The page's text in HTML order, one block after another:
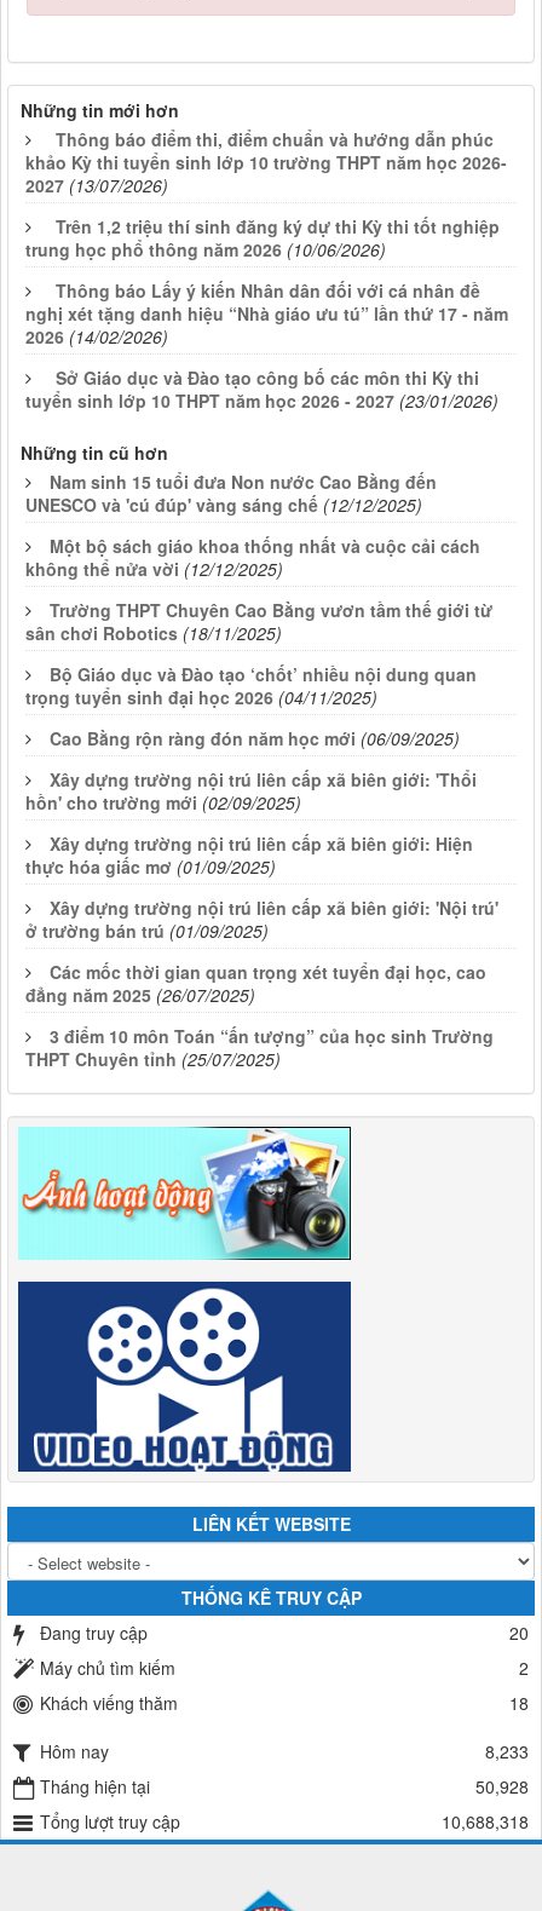
Những tin mới hơn
Thông báo điểm thi, điểm chuẩn và hướng dẫn phúc
khảo Kỳ thi tuyển sinh lớp 10 trường THPT năm học 2026-
2027 (13/07/2026)
Trên 1,2 triệu thí sinh đăng ký dự thi Kỳ thi tốt nghiệp
trung học phổ thông năm 2026 (10/06/2026)
Thông báo Lấy ý kiến Nhân dân đối với cá nhân đề
nghị xét tặng danh hiệu “Nhà giáo ưu tú” lần thứ 17 - năm
2026 (14/02/2026)
Sở Giáo dục và Đào tạo công bố các môn thi Kỳ thi
tuyển sinh lớp 10 THPT năm học 2026 - 2027 (23/01/2026)
Những tin cũ hơn
Nam sinh 15 tuổi đưa Non nước Cao Bằng đến
UNESCO và 'cú đúp' vàng sáng chế (12/12/2025)
Một bộ sách giáo khoa thống nhất và cuộc cải cách
không thể nửa vời (12/12/2025)
Trường THPT Chuyên Cao Bằng vươn tầm thế giới từ
sân chơi Robotics (18/11/2025)
Bộ Giáo dục và Đào tạo ‘chốt’ nhiều nội dung quan
trọng tuyển sinh đại học 2026 (04/11/2025)
Cao Bằng rộn ràng đón năm học mới (06/09/2025)
Xây dựng trường nội trú liên cấp xã biên giới: 'Thổi
hồn' cho trường mới (02/09/2025)
Xây dựng trường nội trú liên cấp xã biên giới: Hiện
thực hóa giấc mơ (01/09/2025)
Xây dựng trường nội trú liên cấp xã biên giới: 'Nội trú'
ở trường bán trú (01/09/2025)
Các mốc thời gian quan trọng xét tuyển đại học, cao
đẳng năm 2025 (26/07/2025)
3 điểm 10 môn Toán “ấn tượng” của học sinh Trường
THPT Chuyên tỉnh (25/07/2025)
LIÊN KẾT WEBSITE
THỐNG KÊ TRUY CẬP
Đang truy cập
20
Máy chủ tìm kiếm
2
Khách viếng thăm
18
Hôm nay
8,233
Tháng hiện tại
50,928
Tổng lượt truy cập
10,688,318